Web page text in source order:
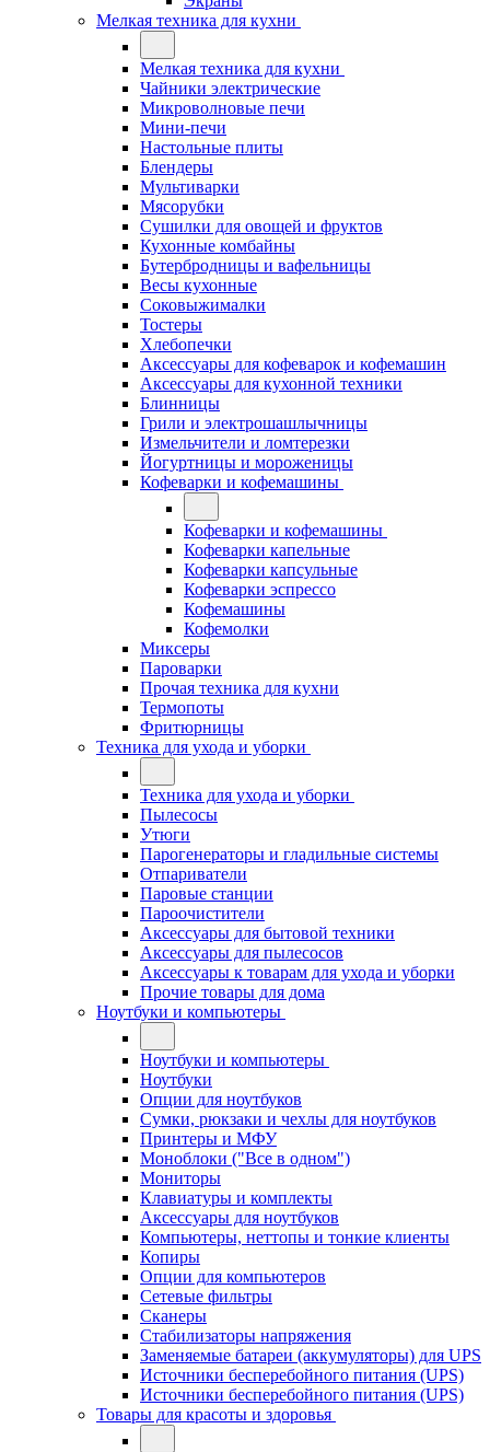
Мелкая техника для кухни
Мелкая техника для кухни
Чайники электрические
Микроволновые печи
Мини-печи
Настольные плиты
Блендеры
Мультиварки
Мясорубки
Сушилки для овощей и фруктов
Кухонные комбайны
Бутербродницы и вафельницы
Весы кухонные
Соковыжималки
Тостеры
Хлебопечки
Аксессуары для кофеварок и кофемашин
Аксессуары для кухонной техники
Блинницы
Грили и электрошашлычницы
Измельчители и ломтерезки
Йогуртницы и мороженицы
Кофеварки и кофемашины
Кофеварки и кофемашины
Кофеварки капельные
Кофеварки капсульные
Кофеварки эспрессо
Кофемашины
Кофемолки
Миксеры
Пароварки
Прочая техника для кухни
Термопоты
Фритюрницы
Техника для ухода и уборки
Техника для ухода и уборки
Пылесосы
Утюги
Парогенераторы и гладильные системы
Отпариватели
Паровые станции
Пароочистители
Аксессуары для бытовой техники
Аксессуары для пылесосов
Аксессуары к товарам для ухода и уборки
Прочие товары для дома
Ноутбуки и компьютеры
Ноутбуки и компьютеры
Ноутбуки
Опции для ноутбуков
Сумки, рюкзаки и чехлы для ноутбуков
Принтеры и МФУ
Моноблоки ("Все в одном")
Мониторы
Клавиатуры и комплекты
Аксессуары для ноутбуков
Компьютеры, неттопы и тонкие клиенты
Копиры
Опции для компьютеров
Сетевые фильтры
Сканеры
Стабилизаторы напряжения
Заменяемые батареи (аккумуляторы) для UPS
Источники бесперебойного питания (UPS)
Источники бесперебойного питания (UPS)
Товары для красоты и здоровья